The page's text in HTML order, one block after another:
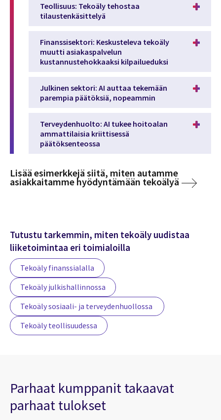
Teollisuus: Tekoäly tehostaa
tilaustenkäsittelyä
Finanssisektori: Keskusteleva tekoäly
muutti asiakaspalvelun
kustannustehokkaaksi kilpailueduksi
Julkinen sektori: AI auttaa tekemään
parempia päätöksiä, nopeammin
Terveydenhuolto: AI tukee hoitoalan
ammattilaisia kriittisessä
päätöksenteossa
Lisää esimerkkejä siitä, miten autamme
asiakkaitamme hyödyntämään tekoälyä
Tutustu tarkemmin, miten tekoäly uudistaa
liiketoimintaa eri toimialoilla
Tekoäly finanssialalla
Tekoäly julkishallinnossa
Tekoäly sosiaali- ja terveydenhuollossa
Tekoäly teollisuudessa
Parhaat kumppanit takaavat
parhaat tulokset